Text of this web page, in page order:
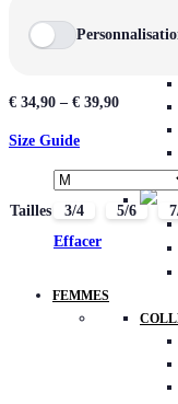
FEMMES
€ 34,90 – € 39,90
Size Guide
Tailles 3/4 5/6
Effacer